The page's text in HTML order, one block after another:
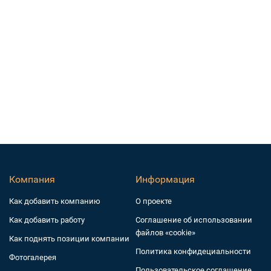
Компания
Как добавить компанию
Как добавить работу
Как поднять позиции компании
Фотогалерея
Информация
О проекте
Соглашение об использовании
файлов «cookie»
Политика конфидециальности